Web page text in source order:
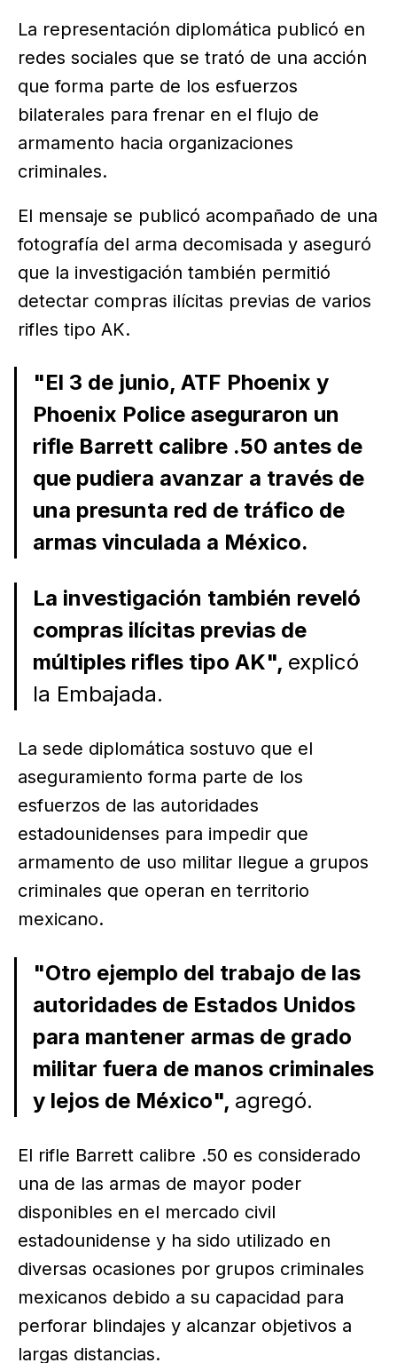
La representación diplomática publicó en
redes sociales que se trató de una acción
que forma parte de los esfuerzos
bilaterales para frenar en el flujo de
armamento hacia organizaciones
criminales.
El mensaje se publicó acompañado de una
fotografía del arma decomisada y aseguró
que la investigación también permitió
detectar compras ilícitas previas de varios
rifles tipo AK.
"El 3 de junio, ATF Phoenix y
Phoenix Police aseguraron un
rifle Barrett calibre .50 antes de
que pudiera avanzar a través de
una presunta red de tráfico de
armas vinculada a México.
La investigación también reveló
compras ilícitas previas de
múltiples rifles tipo AK", explicó
la Embajada.
La sede diplomática sostuvo que el
aseguramiento forma parte de los
esfuerzos de las autoridades
estadounidenses para impedir que
armamento de uso militar llegue a grupos
criminales que operan en territorio
mexicano.
"Otro ejemplo del trabajo de las
autoridades de Estados Unidos
para mantener armas de grado
militar fuera de manos criminales
y lejos de México", agregó.
El rifle Barrett calibre .50 es considerado
una de las armas de mayor poder
disponibles en el mercado civil
estadounidense y ha sido utilizado en
diversas ocasiones por grupos criminales
mexicanos debido a su capacidad para
perforar blindajes y alcanzar objetivos a
largas distancias.